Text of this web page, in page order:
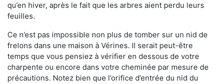
qu’en hiver, après le fait que les arbres aient perdu leurs
feuilles.
Ce n’est pas impossible non plus de tomber sur un nid de
frelons dans une maison à Vérines. Il serait peut-être
temps que vous pensiez à vérifier en dessous de votre
charpente ou encore dans votre cheminée par mesure de
précautions. Notez bien que l’orifice d’entrée du nid du